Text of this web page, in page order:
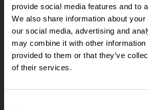
provide social media features and to
We also share information about
our social media, advertising and
may combine it with other information
provided to them or that they’ve
of their services.
OpenRunner
Equipo
Empleo
A proposito
Contacto